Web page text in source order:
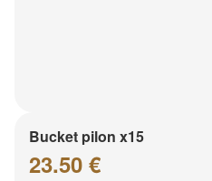
Bucket pilon x15
23.50 €